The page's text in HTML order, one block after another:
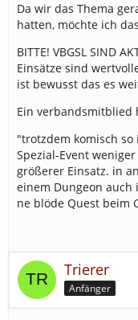
Da wir das Thema
hatten, möchte ich
BITTE! VBGSL SIND
Einsätze sind
ist bewusst das es
Ein verbandsmitblied
"trotzdem komisch so
Spezial-Event
größerer Einsatz. in
einem Dungeon
ne blöde Quest beim
Trierer
Anfänger